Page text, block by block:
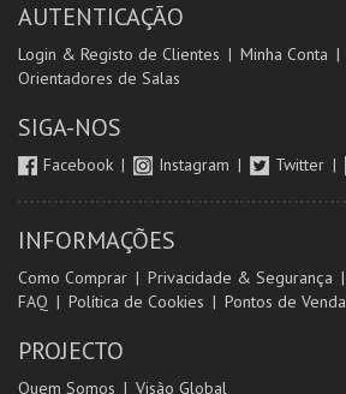
AUTENTICAÇÃO
Login & Registo de Clientes Minha Conta
Orientadores de Salas
SIGA-NOS
Facebook Instagram Twitter
INFORMAÇÕES
Como Comprar Privacidade & Segurança
FAQ
Política de Cookies Pontos de Venda
PROJECTO
Quem Somos Visão Global